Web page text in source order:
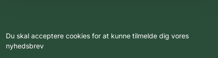
Du skal acceptere cookies for at kunne tilmelde dig vores
nyhedsbrev